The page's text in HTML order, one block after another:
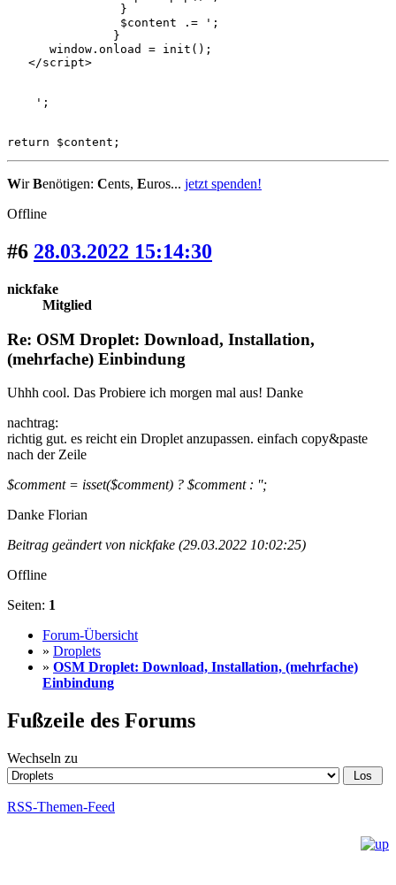
               }
      window.onload = init();
   </script>
    ';
return $content;
WirBenötigen: Cents, Euros... jetzt spenden!
Offline
#6 28.03.2022 15:14:30
nickfake
Mitglied
Re: OSM Droplet: Download, Installation,
(mehrfache) Einbindung
Uhhh cool. Das Probiere ich morgen mal aus! Danke
nachtrag:
richtig gut. es reicht ein Droplet anzupassen. einfach copy&paste
nach der Zeile
$comment = isset($comment) ? $comment : '';
Danke Florian
Beitrag geändert von nickfake (29.03.2022 10:02:25)
Offline
Seiten: 1
Forum-Übersicht
» Droplets
» OSM Droplet: Download, Installation, (mehrfache)
Einbindung
Fußzeile des Forums
Wechseln zu
RSS-Themen-Feed